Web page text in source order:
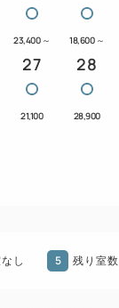
23,400 ～ 18,600 ～
27
21,100
28
28,900
し 5 残り室数